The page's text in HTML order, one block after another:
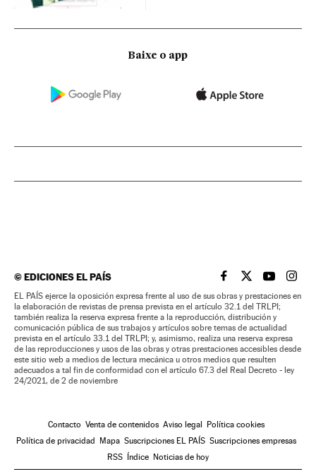
Baixe o app
©EDICIONES EL PAÍS EL PAÍS BRASIL EN
EL PAÍSEL PAÍS
EL
EL PAÍS ejerce la oposición expresa frente al uso de sus obras y prestaciones en
la elaboración de revistas de prensa prevista en el artículo 32.1 del TRLPI;
también realiza la reserva expresa frente a la reproducción, distribución y
comunicación pública de sus trabajos y artículos sobre temas de actualidad
prevista en el artículo 33.1 del TRLPI; y, asimismo, realiza una reserva expresa
de las reproducciones y usos de las obras y otras prestaciones accesibles desde
este sitio web a medios de lectura mecánica u otros medios que resulten
adecuados a tal fin de conformidad con el artículo 67.3 del Real Decreto - ley
24/2021, de 2 de noviembre
Contacto Venta de contenidos Aviso legal
Política cookies
Política de privacidad
Mapa Suscripciones EL PAÍS Suscripciones empresas
RSS
Índice Noticias de hoy